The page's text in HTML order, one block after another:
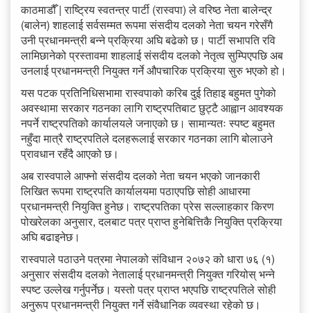
काठमाडौँ | राष्ट्रिय स्वतन्त्र पार्टी (रास्वपा) ले वरिष्ठ नेता बालेन्द्र
(बालेन) शाहलाई सर्वसम्मत रूपमा संसदीय दलको नेता चयन गरेसँगै
उनी प्रधानमन्त्री बन्ने प्रक्रिया अघि बढेको छ। पार्टी सभापति रवि
लामिछानेको प्रस्तावमा शाहलाई संसदीय दलको नेतृत्व सुम्पिएपछि अब
उनलाई प्रधानमन्त्री नियुक्त गर्ने औपचारिक प्रक्रिया सुरु भएको हो।
यस पटक प्रतिनिधिसभामा रास्वपाको करिब दुई तिहाइ बहुमत पुगेको
अवस्थामा सरकार गठनका लागि राष्ट्रपतिबाट छुट्टै आह्वान आवश्यक
नपर्ने राष्ट्रपतिको कार्यालयले जनाएको छ। सामान्यतः स्पष्ट बहुमत
नहुँदा मात्रै राष्ट्रपतिले दलहरूलाई सरकार गठनका लागि बोलाउने
प्रावधान रहँदै आएको छ।
अब रास्वपाले आफ्नो संसदीय दलको नेता चयन भएको जानकारी
लिखित रूपमा राष्ट्रपति कार्यालयमा पठाएपछि सोही आधारमा
प्रधानमन्त्री नियुक्ति हुनेछ। राष्ट्रपतिका प्रेस सल्लाहकार किरण
पोखरेलका अनुसार, दलबाट पत्र प्राप्त हुनेबित्तिकै नियुक्ति प्रक्रिया
अघि बढाइनेछ।
रास्वपाले पठाउने पत्रमा नेपालको संविधान २०७२ को धारा ७६ (१)
अनुसार संसदीय दलको नेतालाई प्रधानमन्त्री नियुक्त गरियोस् भन्ने
स्पष्ट उल्लेख गर्नुपर्नेछ। यस्तो पत्र प्राप्त भएपछि राष्ट्रपतिले सोही
अनुरूप प्रधानमन्त्री नियुक्त गर्ने संवैधानिक व्यवस्था रहेको छ।